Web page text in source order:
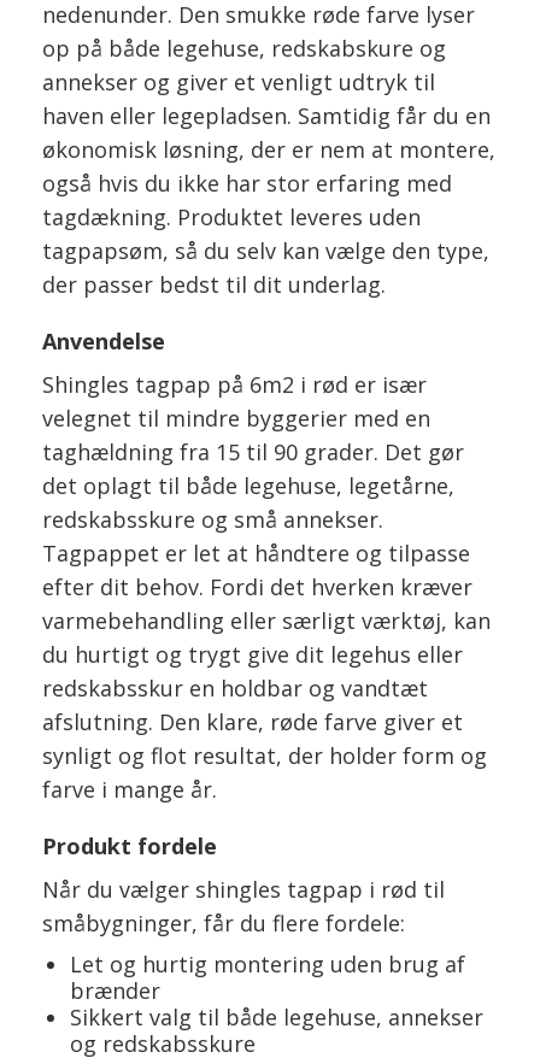
nedenunder. Den smukke røde farve lyser
op på både legehuse, redskabskure og
annekser og giver et venligt udtryk til
haven eller legepladsen. Samtidig får du en
økonomisk løsning, der er nem at montere,
også hvis du ikke har stor erfaring med
tagdækning. Produktet leveres uden
tagpapsøm, så du selv kan vælge den type,
der passer bedst til dit underlag.
Anvendelse
Shingles tagpap på 6m2 i rød er især
velegnet til mindre byggerier med en
taghældning fra 15 til 90 grader. Det gør
det oplagt til både legehuse, legetårne,
redskabsskure og små annekser.
Tagpappet er let at håndtere og tilpasse
efter dit behov. Fordi det hverken kræver
varmebehandling eller særligt værktøj, kan
du hurtigt og trygt give dit legehus eller
redskabsskur en holdbar og vandtæt
afslutning. Den klare, røde farve giver et
synligt og flot resultat, der holder form og
farve i mange år.
Produkt fordele
Når du vælger shingles tagpap i rød til
småbygninger, får du flere fordele:
Let og hurtig montering uden brug af
brænder
Sikkert valg til både legehuse, annekser
og redskabsskure